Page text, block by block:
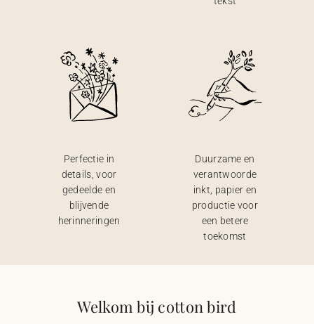
Perfectie in
details, voor
gedeelde en
blijvende
herinneringen
Duurzame en
verantwoorde
inkt, papier en
productie voor
een betere
toekomst
Welkom bij cotton bird